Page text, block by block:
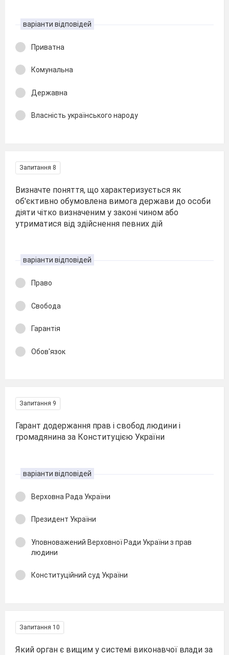
варіанти відповідей
Приватна
Комунальна
Державна
Власність українського народу
Запитання 8
Визначте поняття, що характеризується як
об'єктивно обумовлена вимога держави до особи
діяти чітко визначеним у законі чином або
утриматися від здійснення певних дій
варіанти відповідей
Право
Свобода
Гарантія
Обов'язок
Запитання 9
Гарант додержання прав і свобод людини і
громадянина за Конституцією України
варіанти відповідей
Верховна Рада України
Президент України
Уповноважений Верховної Ради України з прав
людини
Конституційний суд України
Запитання 10
Який орган є вищим у системі виконавчої влади за